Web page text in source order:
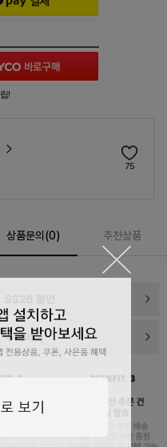
!
75
상품문의(0) 추천상품